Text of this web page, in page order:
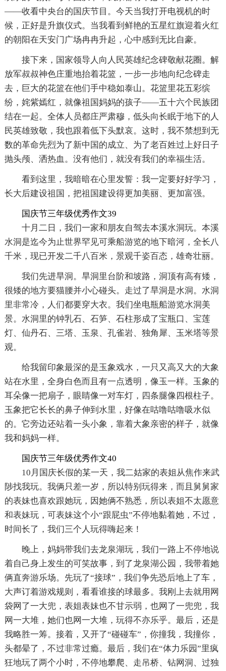
——收看中央台的国庆节目。今天当我打开电视机的时
候，正好是升旗仪式。当我看到鲜艳的五星红旗迎着火红
的朝阳在天安门广场冉冉升起，心中感到无比自豪。
接下来，国家领导人向人民英雄纪念碑敬献花圈。解
放军叔叔神色庄重地抬着花篮，一步一步地向纪念碑走
去，巨大的花篮在他们手中稳如泰山。花篮里花五彩缤
纷，姹紫嫣红，就像祖国妈妈的孩子——五十六个民族团
结在一起。全体人员都庄严肃穆，低头向长眠于地下的人
民英雄致敬，我也跟着低下头默哀。这时，我不禁想到无
数的革命先烈为了新中国的成立、为了老百姓过上好日子
抛头颅、洒热血。没有他们，就没有我们的幸福生活。
看到这里，我暗暗在心里发誓：我一定要好好学习，
长大后建设祖国，把祖国建设得更加美丽、更加富强。
国庆节三年级优秀作文39
十月二日，我们一家和朋友自驾去本溪水洞玩。本溪
水洞是迄今为止世界罕见可乘船游览的地下暗河，全长八
千米，现已开发二千八百米，景观千姿百态，雄奇壮丽。
我们先进旱洞。旱洞里台阶和坡路，洞顶有高有矮，
很矮的地方要猫腰并小心碰头。走过了旱洞是水洞。水洞
里非常冷，人们都要穿大衣。我们坐电瓶船游览水洞美
景。水洞里的钟乳石、石笋、石柱形成了宝瓶口、宝莲
灯、仙丹石、三塔、玉泉、孔雀岩、独角犀、玉米塔等景
观。
给我留印象最深的是玉象戏水，一只又高又大的大象
站在水里，全身白色而且有一点透明，像玉一样。玉象的
耳朵像一把扇子，眼睛像一对车灯，四条腿像四根柱子。
玉象把它长长的鼻子伸到水里，好像在咕噜咕噜吸水似
的。它旁边还站着一头小象，靠着大象亲密的样子，就像
我和妈妈一样。
国庆节三年级优秀作文40
10月国庆长假的某一天，我二姑家的表姐从焦作来武
陟找我玩。我俩只差一岁，所以特别玩得来，而且舅舅家
的表妹也喜欢跟她玩，因她俩不熟悉，所以表姐不太愿意
和表妹玩，可表妹这个小“跟屁虫”不停地黏着她，不过，
时间长了，我们三个人玩得嗨起来！
晚上，妈妈带我们去龙泉湖玩，我们一路上不停地说
着自己身上发生的可笑故事，到了龙泉湖公园，我带着她
俩直奔游乐场。先玩了“接球”，我们争先恐后地上了车，
大声订着游戏规则，看看谁接的球最多。我刚上去就用网
袋网了一大兜，表姐表妹也不甘示弱，也网了一兜兜，我
网一大堆，她们也网一大堆，玩得不亦乐乎。最后，还是
我略胜一筹。接着，又开了“碰碰车”，你撞我，我撞你，
头都晕了，不过非常过瘾。最后，我们在“体力乐园”里疯
狂地玩了两个小时，不停地攀爬、走吊桥、钻网洞、过独